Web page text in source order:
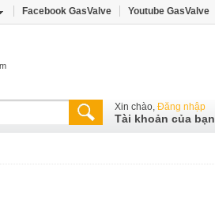
Facebook GasValve Youtube GasValve
Xin chào, Đăng nhập
Tài khoản của bạn